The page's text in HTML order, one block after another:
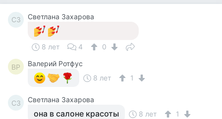
СЗ Светлана Захарова
8 лет 4 0
ВР
Валерий Ротфус
8 лет
1
СЗ Светлана Захарова
она в салоне красоты 8 лет 1